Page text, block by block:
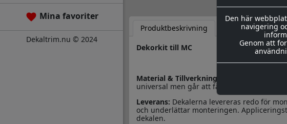
Den här
navigering
Genom att
Mina favoriter
Dekaltrim.nu © 2024
Produktbeskrivning
Dokument
Dekorkit till MC
Material & Tillverkning:
Dessa dekaler
universal men går att få i önskad storlek.
Leverans: Dekalerna levereras redo för
och underlättar monteringen.
dekalen.